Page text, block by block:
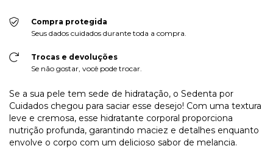
Compra protegida
Seus dados cuidados durante toda a compra.
Trocas e devoluções
Se não gostar, você pode trocar.
Se a sua pele tem sede de hidratação, o Sedenta por
Cuidados chegou para saciar esse desejo! Com uma textura
leve e cremosa, esse hidratante corporal proporciona
nutrição profunda, garantindo maciez e detalhes enquanto
envolve o corpo com um delicioso sabor de melancia.